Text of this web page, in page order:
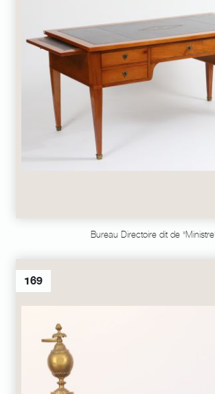
Bureau Directoire dit de
169